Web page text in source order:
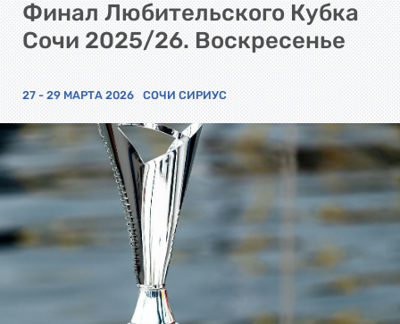
Финал Любительского Кубка
Сочи 2025/26. Воскресенье
27 - 29 МАРТА 2026 СОЧИ СИРИУС